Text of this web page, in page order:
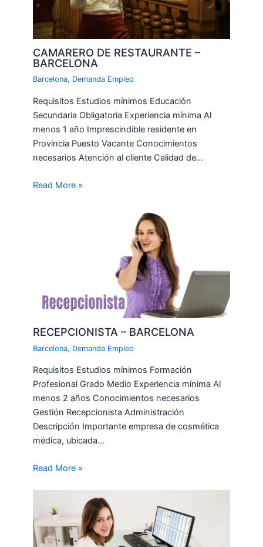
CAMARERO DE RESTAURANTE –
BARCELONA
Barcelona, Demanda Empleo
Requisitos Estudios mínimos Educación
Secundaria Obligatoria Experiencia mínima Al
menos 1 año Imprescindible residente en
Provincia Puesto Vacante Conocimientos
necesarios Atención al cliente Calidad de…
Read More »
RECEPCIONISTA – BARCELONA
Barcelona, Demanda Empleo
Requisitos Estudios mínimos Formación
Profesional Grado Medio Experiencia mínima Al
menos 2 años Conocimientos necesarios
Gestión Recepcionista Administración
Descripción Importante empresa de cosmética
médica, ubicada…
Read More »